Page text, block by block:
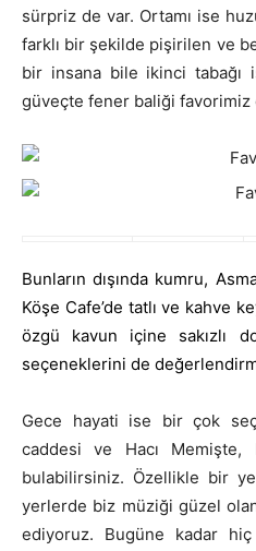
sürpriz de var. Ortamı ise
farklı bir şekilde pişirilen ve
bir insana bile ikinci tabağı
güveçte fener baliği
Bunların dışında kumru,
Köşe Cafe’de tatlı ve kahve
özgü kavun içine sakızlı
seçeneklerini de
Gece hayati ise bir çok
caddesi ve Hacı
bulabilirsiniz. Özellikle bir
yerlerde biz müziği güzel
ediyoruz. Bugüne kadar